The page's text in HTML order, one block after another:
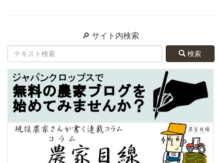
🔎 サイト内検索
検索